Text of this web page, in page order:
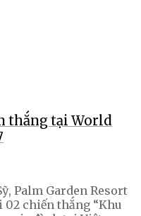
thắng tại World
Palm Garden Resort
02 chiến thắng “Khu